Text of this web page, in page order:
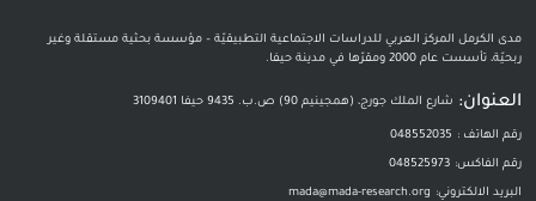
مدى الكرمل المركز العربي للدراسات الاجتماعية التطبيقيّة – مؤسسة بحثية مستقلة وغير
ربحيّة، تأسست عام 2000 ومقرّها في مدينة حيفا.
العنوان: شارع الملك جورج، (همجينيم 90) ص.ب. 9435 حيفا 3109401
رقم الهاتف : 048552035
رقم الفاكس: 048525973
البريد الالكتروني: mada@mada-research.org